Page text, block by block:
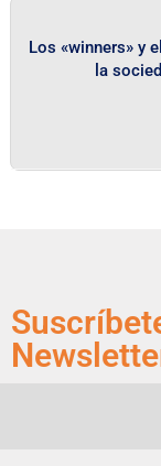
Los «winners» y
la